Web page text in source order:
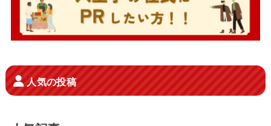
人気の投稿